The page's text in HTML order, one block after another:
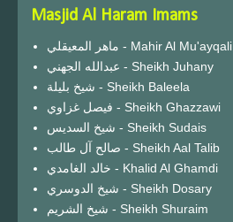
Masjid Al Haram Imams
ماهر المعيقلي - Mahir Al Mu'ayqali
عبدالله الجهني - Sheikh Juhany
شيخ بليلة - Sheikh Baleela
فيصل غزاوي - Sheikh Ghazzawi
شيخ السديس - Sheikh Sudais
صالح آل طالب - Sheikh Aal Talib
خالد الغامدي - Khalid Al Ghamdi
شيخ الدوسري - Sheikh Dosary
شيخ الشريم - Sheikh Shuraim